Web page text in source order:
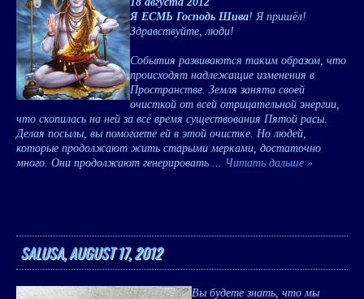
Я ЕСМЬ Господь Шива! Я пришёл!
Здравствуйте, люди!
События развиваются таким образом, что
происходят надлежащие изменения в
Пространстве. Земля занята своей
очисткой от всей отрицательной энергии,
что скопилась на ней за всё время существования Пятой расы.
Делая посылы, вы помогаете ей в этой очистке. Но людей,
которые продолжают жить старыми мерками, достаточно
много. Они продолжают генерировать ... Читать дальше »
SALUSA, AUGUST 17, 2012
Вы будете знать, что мы